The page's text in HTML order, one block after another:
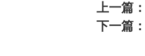
上一篇
下一篇